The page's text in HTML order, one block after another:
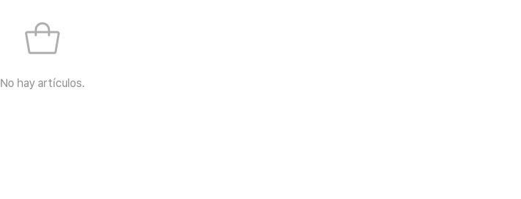
No hay artículos.